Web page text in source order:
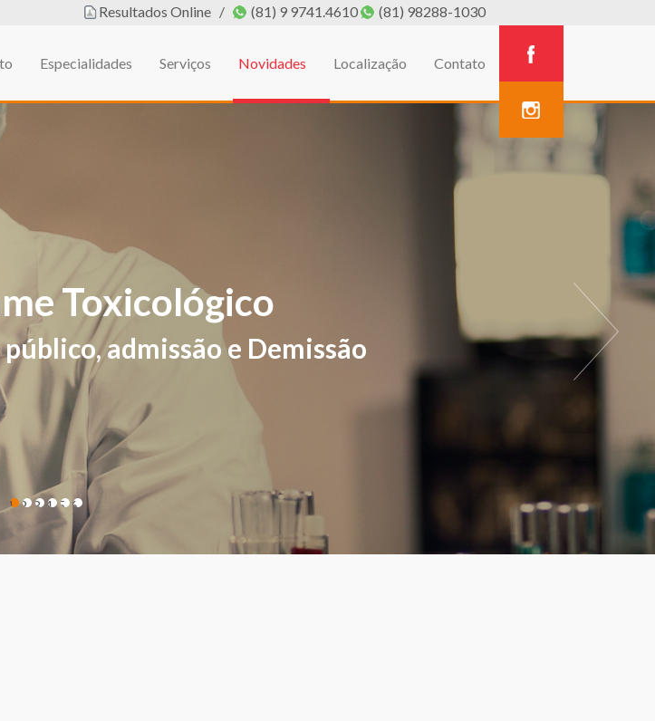
Resultados Online / (81) 9 9741.4610 (81) 98288-1030
Especialidades Serviços Novidades Localização Contato
FÍSICA
e sinais sugestivos de
1 2 3 4 5 6